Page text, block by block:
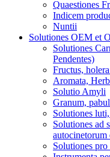
Quaestiones
Indicem
Nuntii
Solutiones OEM et
Solutiones
Pendentes)
Fructus,
Aromata,
Solutio Amyli
Granum,
Solutiones
Solutiones ad
autocinetorum
Solutiones